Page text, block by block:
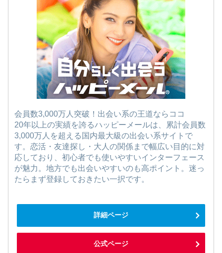
会員数3,000万人突破！出会い系の王道ならココ
20年以上の実績を誇るハッピーメールは、累計会員数
3,000万人を超える国内最大級の出会い系サイトで
す。恋活・友達探し・大人の関係まで幅広い目的に対
応しており、初心者でも使いやすいインターフェース
が魅力。地方でも出会いやすいのも高ポイント。迷っ
たらまず登録しておきたい一択です。
詳細ページ
公式ページ